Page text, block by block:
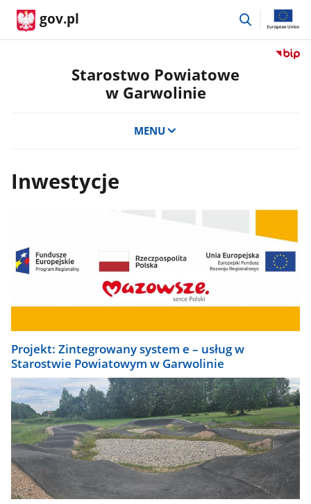
gov.pl
przejdź
Przejdź
Starostwo Powiatowe
w Garwolinie
MENU
Inwestycje
Projekt: Zintegrowany system e – usług w
Starostwie Powiatowym w Garwolinie